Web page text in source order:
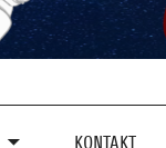
KONTAKT